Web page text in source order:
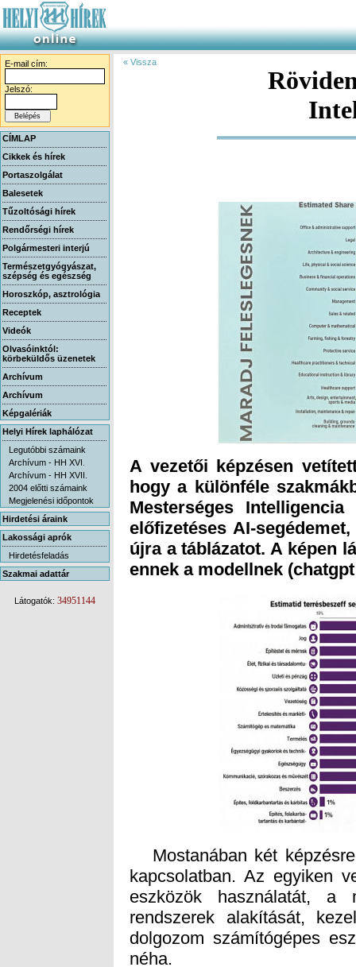
E-mail cím:
Jelszó:
CÍMLAP
Cikkek és hírek
Portaszolgálat
Balesetek
Tűzoltósági hírek
Rendőrségi hírek
Polgármesteri interjú
Természetgyógyászat,
szépség és egészség
Horoszkóp, asztrológia
Receptek
Videók
Olvasóinktól:
körbeküldős üzenetek
Archívum
Archívum
Képgalériák
Helyi Hírek laphálózat
Legutóbbi számaink
Archívum - HH XVI.
Archívum - HH XVII.
2004 előtti számaink
Megjelenési időpontok
Hirdetési áraink
Lakossági aprók
Hirdetésfeladás
Szakmai adattár
Látogatók: 34951144
« Vissza
A vezetői képzésen
hogy a különféle
Mesterséges
előfizetéses AI-
újra a táblázatot. A képen
ennek a modellnek
Mostanában két
kapcsolatban. Az egyiken
eszközök használatát,
rendszerek alakítását,
dolgozom számítógépes
néha.